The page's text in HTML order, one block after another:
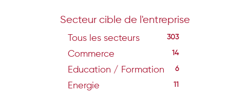
Secteur cible de l'entreprise
Tous les secteurs 303
Commerce 14
Education / Formation 6
Energie 11